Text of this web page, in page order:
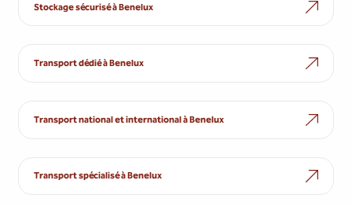
Stockage sécurisé à Benelux
Transport dédié à Benelux
Transport national et international à Benelux
Transport spécialisé à Benelux